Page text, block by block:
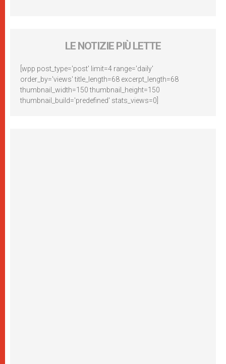
LE NOTIZIE PIÙ LETTE
[wpp post_type='post' limit=4 range='daily'
order_by='views' title_length=68 excerpt_length=68
thumbnail_width=150 thumbnail_height=150
thumbnail_build='predefined' stats_views=0]